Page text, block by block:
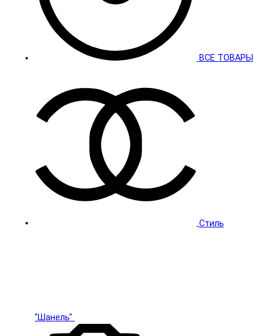
ВСЕ ТОВАРЫ
Стиль
"Шанель"